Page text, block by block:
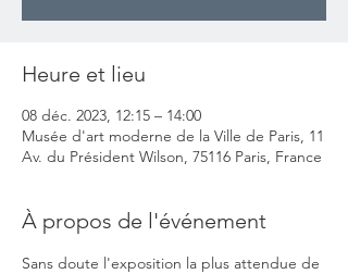
Heure et lieu
08 déc. 2023, 12:15 – 14:00
Musée d'art moderne de la Ville de Paris, 11
Av. du Président Wilson, 75116 Paris, France
À propos de l'événement
Sans doute l'exposition la plus attendue de